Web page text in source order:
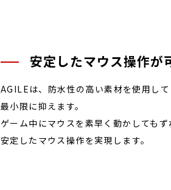
安定したマウス操作が
AGILEは、防水性の高い素材を使用し
最小限に抑えます。
ゲーム中にマウスを素早く動かしても
安定したマウス操作を実現します。